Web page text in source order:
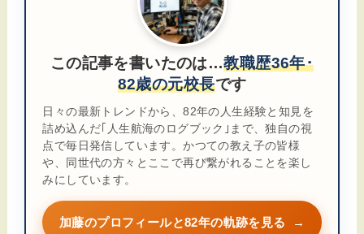
この記事を書いたのは…教職歴36年･
82歳の元校長です
日々の最新トレンドから、82年の人生経験と知見を
詰め込んだ｢人生航海のログブック｣まで、独自の視
点で毎日発信しています。かつての教え子の皆様
や、同世代の方々とここで再び繋がれることを楽し
みにしています。
加藤のプロフィールと82年の軌跡を見る →